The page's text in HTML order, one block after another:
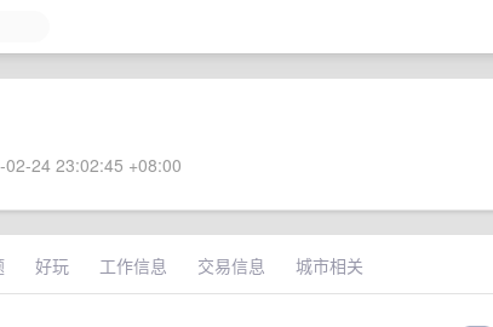
24 23:02:45 +08:00
好玩 工作信息 交易信息 城市相关